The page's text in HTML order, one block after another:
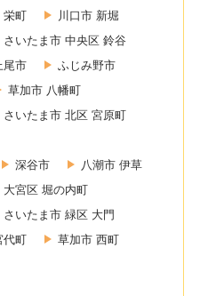
栄町
川口市 新堀
さいたま市 中央区 鈴谷
尾市
ふじみ野市
草加市 八幡町
さいたま市 北区 宮原町
深谷市
八潮市 伊草
大宮区 堀の内町
さいたま市 緑区 大門
代町
草加市 西町